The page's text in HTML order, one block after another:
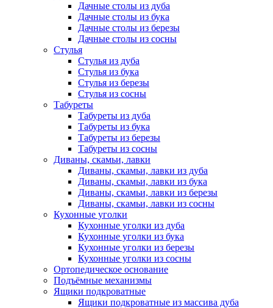
Дачные столы из дуба
Дачные столы из бука
Дачные столы из березы
Дачные столы из сосны
Стулья
Стулья из дуба
Стулья из бука
Стулья из березы
Стулья из сосны
Табуреты
Табуреты из дуба
Табуреты из бука
Табуреты из березы
Табуреты из сосны
Диваны, скамьи, лавки
Диваны, скамьи, лавки из дуба
Диваны, скамьи, лавки из бука
Диваны, скамьи, лавки из березы
Диваны, скамьи, лавки из сосны
Кухонные уголки
Кухонные уголки из дуба
Кухонные уголки из бука
Кухонные уголки из березы
Кухонные уголки из сосны
Ортопедическое основание
Подъёмные механизмы
Ящики подкроватные
Ящики подкроватные из массива дуба